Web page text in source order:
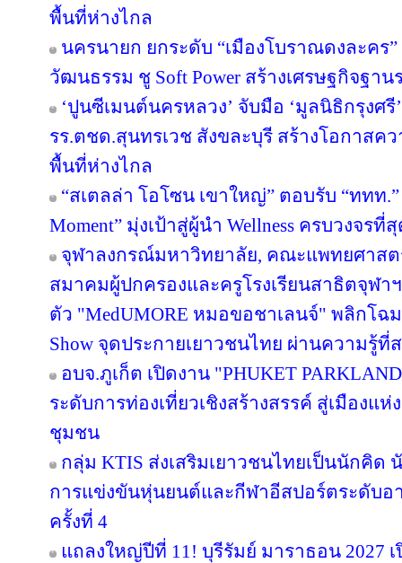
พื้นที่ห่างไกล
นครนายก ยกระดับ “เมืองโบราณดงละคร
วัฒนธรรม ชู Soft Power สร้างเศรษฐกิจฐา
‘ปูนซีเมนต์นครหลวง’ จับมือ ‘มูลนิธิกรุงศรี
รร.ตชด.สุนทรเวช สังขละบุรี สร้างโอกาสค
พื้นที่ห่างไกล
“สเตลล่า โอโซน เขาใหญ่” ตอบรับ “ททท.”
Moment” มุ่งเป้าสู่ผู้นำ Wellness ครบวงจร
จุฬาลงกรณ์มหาวิทยาลัย, คณะแพทยศาส
สมาคมผู้ปกครองและครูโรงเรียนสาธิตจุฬา
ตัว "MedUMORE หมอขอชาเลนจ์" พลิกโฉม
Show จุดประกายเยาวชนไทย ผ่านความรู้ที่
อบจ.ภูเก็ต เปิดงาน "PHUKET
ระดับการท่องเที่ยวเชิงสร้างสรรค์ สู่เมืองแ
ชุมชน
กลุ่ม KTIS ส่งเสริมเยาวชนไทยเป็นนักคิด
การแข่งขันหุ่นยนต์และกีฬาอีสปอร์ตระดับอ
ครั้งที่ 4
แถลงใหญ่ปีที่ 11! บุรีรัมย์ มาราธอน 2027